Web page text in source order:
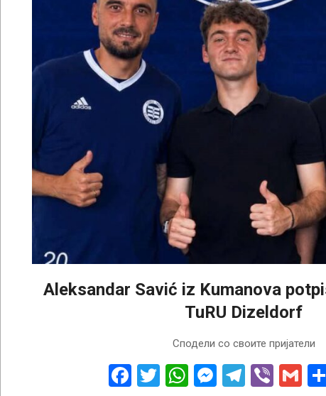
Aleksandar Savić iz Kumanova
TuRU Dizeldorf
Сподели со своите пријатели
Facebook
Twitter
WhatsApp
Messenger
Viber